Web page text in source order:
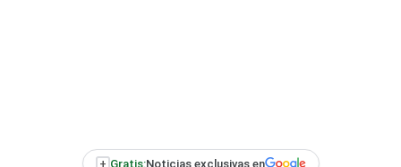
+ Gratis:Noticias exclusivas en